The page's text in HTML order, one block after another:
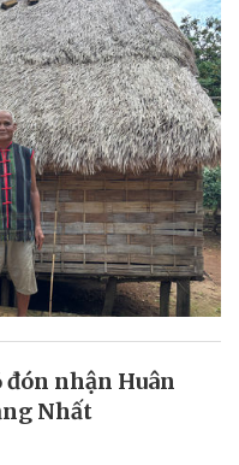
đón nhận Huân
Nhất